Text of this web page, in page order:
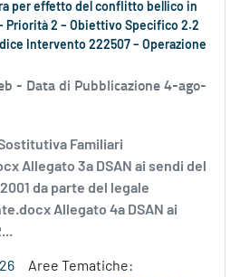
per effetto del conflitto bellico in
Priorità 2 – Obiettivo Specifico 2.2
Intervento 222507 – Operazione
- Data di Pubblicazione 4-ago-
Familiari
Allegato 3a DSAN ai sendi del
da parte del legale
Allegato 4a DSAN ai
Aree Tematiche: